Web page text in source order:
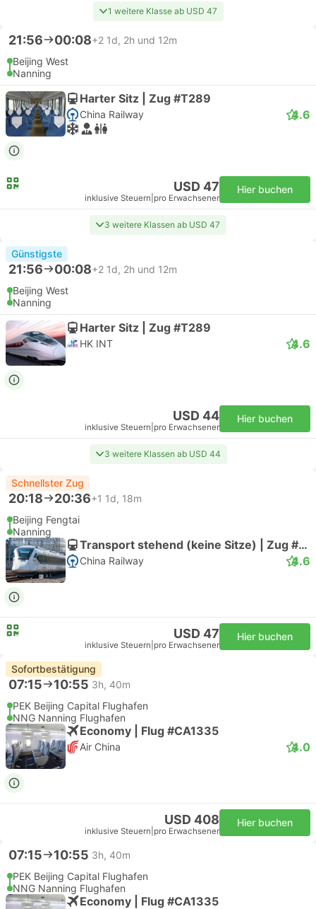
1 weitere Klasse ab USD 47
21:56 00:08+2 1d, 2h und 12m
Beijing West
Nanning
Harter Sitz | Zug #T289
China Railway 4.6
USD 47
inklusive Steuern pro Erwachsener
Hier buchen
3 weitere Klassen ab USD 47
Günstigste
21:56 00:08+2 1d, 2h und 12m
Beijing West
Nanning
Harter Sitz | Zug #T289
HK INT 4.6
USD 44
inklusive Steuern pro Erwachsener
Hier buchen
3 weitere Klassen ab USD 44
Schnellster Zug
20:18 20:36+1 1d, 18m
Beijing Fengtai
Nanning
Transport stehend (keine Sitze) | Zug #Z335
China Railway 4.6
USD 47
inklusive Steuern pro Erwachsener
Hier buchen
Sofortbestätigung
07:15 10:55 3h, 40m
PEK Beijing Capital Flughafen
NNG Nanning Flughafen
Economy | Flug #CA1335
Air China 4.0
USD 408
inklusive Steuern pro Erwachsener
Hier buchen
07:15 10:55 3h, 40m
PEK Beijing Capital Flughafen
NNG Nanning Flughafen
Economy | Flug #CA1335